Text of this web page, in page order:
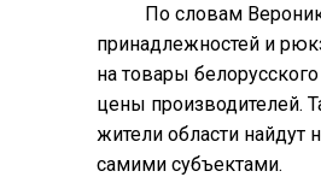
По словам
принадлежностей и
на товары
цены производителей.
жители области найдут
самими субъектами.